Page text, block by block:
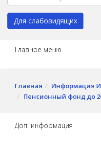
Для слабовидящих
Главное меню
Главная
Информация
Пенсионный фонд до
Доп. информация